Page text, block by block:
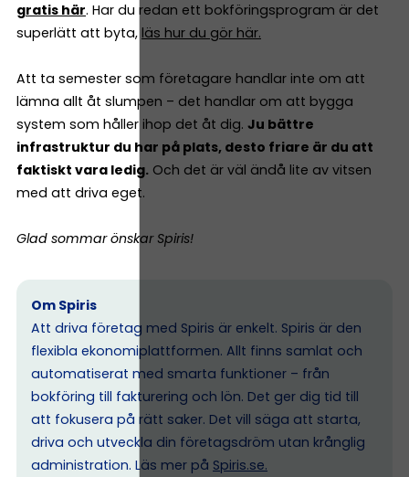
gratis här. Har du redan ett bokföringsprogram är det
superlätt att byta, läs hur du gör här.
Att ta semester som företagare handlar inte om att
lämna allt åt slumpen – det handlar om att bygga
system som håller ihop det åt dig. Ju bättre
infrastruktur du har på plats, desto friare är du att
faktiskt vara ledig. Och det är väl ändå lite av vitsen
med att driva eget.
Glad sommar önskar Spiris!
Om Spiris
Att driva företag med Spiris är enkelt. Spiris är den
flexibla ekonomiplattformen. Allt finns samlat och
automatiserat med smarta funktioner – från
bokföring till fakturering och lön. Det ger dig tid till
att fokusera på rätt saker. Det vill säga att starta,
driva och utveckla din företagsdröm utan krånglig
administration. Läs mer på Spiris.se.